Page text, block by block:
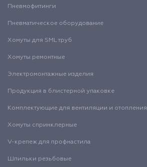
Пневмофитинги
Пневматическое оборудование
Хомуты для SML труб
Хомуты ремонтные
Электромонтажные изделия
Продукция в блистерной упаковке
Комплектующие для вентиляции и отопления
Хомуты спринклерные
V-крепеж для профнастила
Шпильки резьбовые